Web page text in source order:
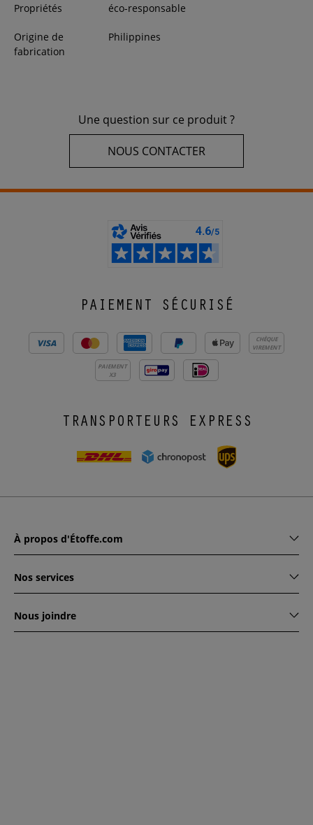
Propriétés éco-responsable
Origine de
fabrication
Philippines
Une question sur ce produit ?
NOUS CONTACTER
PAIEMENT SÉCURISÉ
CHÈQUE
VIREMENT
PAIEMENT
X3
TRANSPORTEURS EXPRESS
À propos d'Étoffe.com
Nos services
Nous joindre